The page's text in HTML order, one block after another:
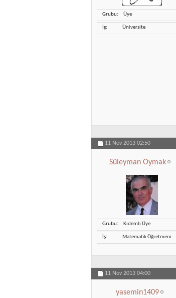
Grubu Üye
İş Üniversite
11 Nov 2013 02:50
Süleyman Oymak
Grubu Kıdemli Üye
İş Matematik Öğretmeni
11 Nov 2013 04:00
yasemin1409